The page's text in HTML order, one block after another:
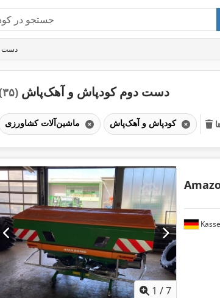
دست
دست دوم کودپاش و آهک‌پاش (۳۵)
کودپاش و آهک‌پاش
1 /7